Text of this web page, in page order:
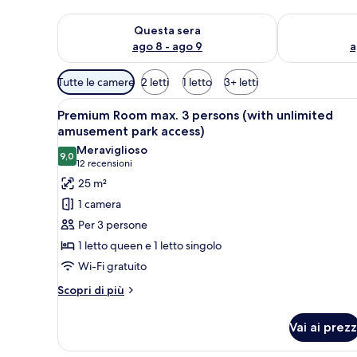
Questa sera
ago 8 - ago 9
Verifica la disponibilità per questa sera, ago 8 - ago 9
Verifica la
Filtri
disponibili
per
le
camere
Tutte le camere 2 letti 1 letto 3+ letti
Apri
tutte
le
foto
per
Premium
Room
max.
3
persons
(with
park
Una moderna camera
5
Premium Room max. 3 persons (with unlimited
amusement park access)
9,09,0 su 10
Meraviglioso
12 recensioni
(12
recensioni)
25 m²
1 camera
Per 3 persone
1 letto queen e 1 letto singolo
Wi-Fi gratuito
Scopri di più
Altri
Room
Vai ai